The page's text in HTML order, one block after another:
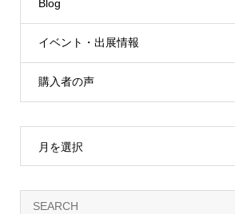
Blog
イベント・出展情報
購入者の声
月を選択